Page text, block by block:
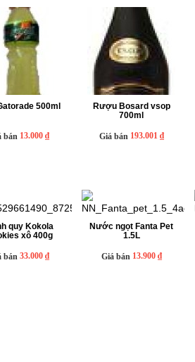
500ml
bán 13.000 ₫
Rượu Bosard vsop
700ml
Giá bán 193.001 ₫
quy Kokola
xô 400g
bán33.000 ₫
Nước ngọt Fanta Pet
1.5L
Giá bán 13.900 ₫